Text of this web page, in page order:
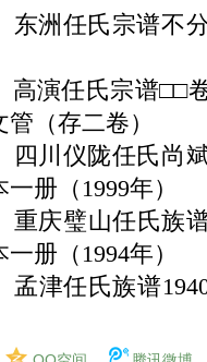
东洲任氏宗谱不
高演任氏宗谱□□
（存二卷）
四川仪陇任氏尚
一册（ 1999年）
重庆璧山任氏族
一册（1994年）
孟津任氏族谱